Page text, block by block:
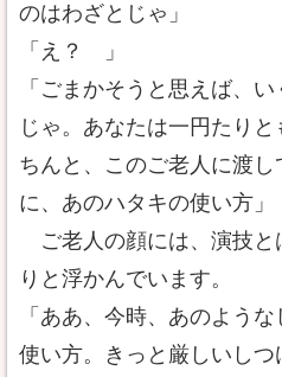
のはわざとじゃ」
「え？ 」
「ごまかそうと思えば、
じゃ。あなたは一円たり
ちんと、このご老人に渡
に、あのハタキの使い方」
ご老人の顔には、演技と
りと浮かんでいます。
「ああ、今時、あのよう
使い方。きっと厳しいし